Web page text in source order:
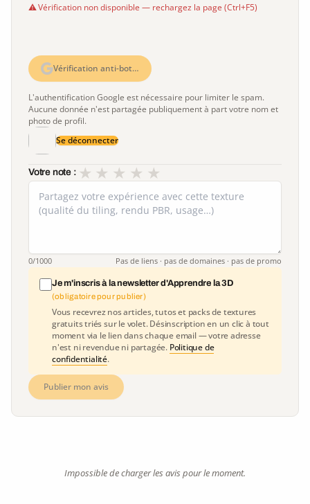
Vérification non disponible — rechargez la page (Ctrl+F5)
Vérification anti-bot…
L'authentification Google est nécessaire pour limiter le spam.
Aucune donnée n'est partagée publiquement à part votre nom et
photo de profil.
Se déconnecter
Votre note : ★
★
★
★
★
0/1000 Pas de liens · pas de domaines · pas de promo
Je m'inscris à la newsletter d'Apprendre la 3D
(obligatoire pour publier)
Vous recevrez nos articles, tutos et packs de textures
gratuits triés sur le volet. Désinscription en un clic à tout
moment via le lien dans chaque email — votre adresse
n'est ni revendue ni partagée. Politique de
confidentialité.
Publier mon avis
Impossible de charger les avis pour le moment.